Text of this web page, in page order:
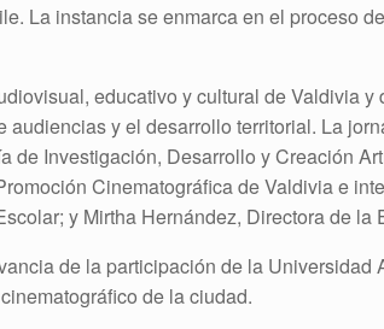
La instancia se enmarca en el proceso
educativo y cultural de Valdivia
y el desarrollo territorial. La
de Investigación, Desarrollo y Creación
Cinematográfica de Valdivia e
y Mirtha Hernández, Directora de la
de la participación de la
de la ciudad.